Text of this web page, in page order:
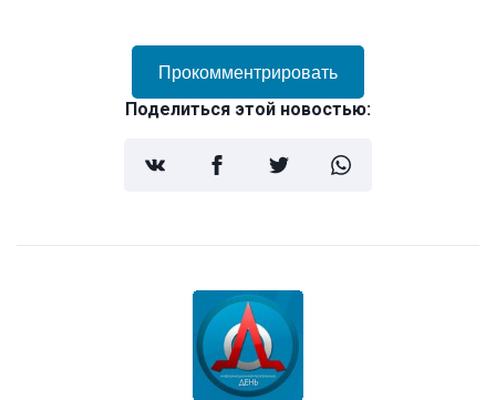
Прокомментрировать
Поделиться этой новостью: